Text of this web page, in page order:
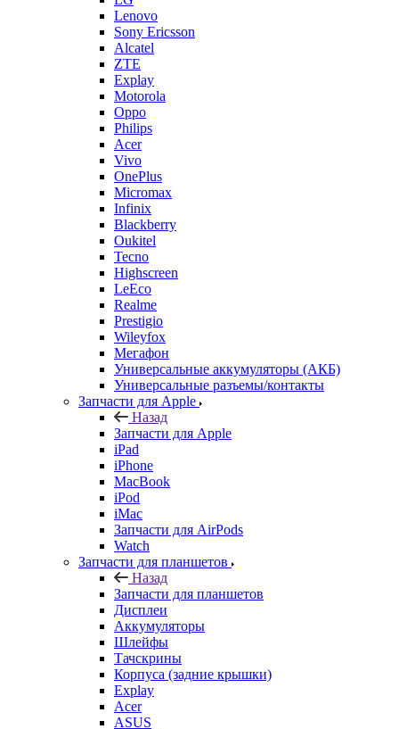
Lenovo
Sony Ericsson
Alcatel
ZTE
Explay
Motorola
Oppo
Philips
Acer
Vivo
OnePlus
Micromax
Infinix
Blackberry
Oukitel
Tecno
Highscreen
LeEco
Realme
Prestigio
Wileyfox
Мегафон
Универсальные аккумуляторы (АКБ)
Универсальные разъемы/контакты
Запчасти для Apple
Назад
Запчасти для Apple
iPad
iPhone
MacBook
iPod
iMac
Запчасти для AirPods
Watch
Запчасти для планшетов
Назад
Запчасти для планшетов
Дисплеи
Аккумуляторы
Шлейфы
Тачскрины
Корпуса (задние крышки)
Explay
Acer
ASUS